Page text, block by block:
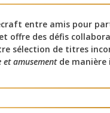
entre amis pour
offre des défis
sélection de titres
et amusementde manière